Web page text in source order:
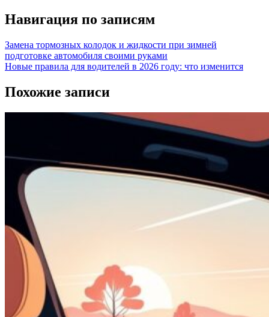
Навигация по записям
Замена тормозных колодок и жидкости при зимней
подготовке автомобиля своими руками
Новые правила для водителей в 2026 году: что изменится
Похожие записи